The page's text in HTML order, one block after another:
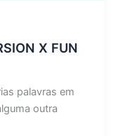
X FUN
palavras em
outra